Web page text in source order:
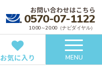
お問い合わせはこちら
0570-07-1122
10:00～20:00（ナビダイヤル）
お気に入り MENU